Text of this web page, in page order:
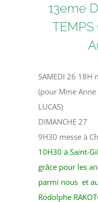
13eme
TEMPS
SAMEDI 26 18H
(pour Mme Anne
LUCAS)
DIMANCHE 27
9H30 messe à
10H30 à Saint-
grâce pour les
parmi nous et
Rodolphe